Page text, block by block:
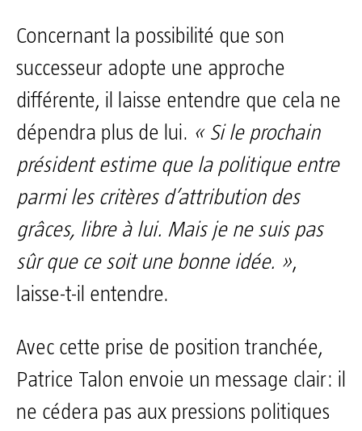
Concernant la possibilité que son
successeur adopte une approche
différente, il laisse entendre que cela ne
dépendra plus de lui. « Si le prochain
président estime que la politique entre
parmi les critères d’attribution des
grâces, libre à lui. Mais je ne suis pas
sûr que ce soit une bonne idée. »,
laisse-t-il entendre.
Avec cette prise de position tranchée,
Patrice Talon envoie un message clair: il
ne cédera pas aux pressions politiques